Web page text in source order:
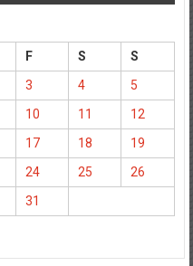
F S
S
3 4
5
10 11
12
17 18
19
24 25
26
31